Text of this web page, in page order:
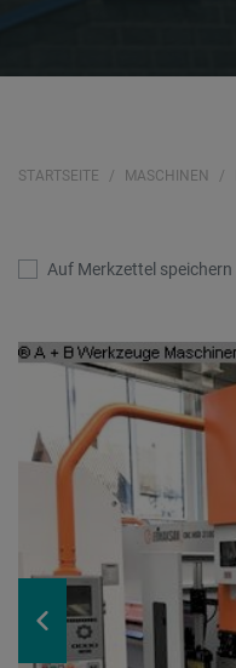
STARTSEITE MASCHINEN
Auf Merkzettel speichern